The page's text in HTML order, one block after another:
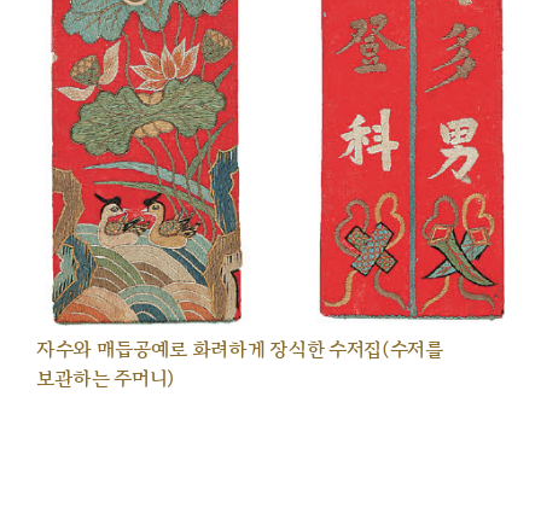
자수와 매듭공예로 화려하게 장식한 수저집(수저를
보관하는 주머니)